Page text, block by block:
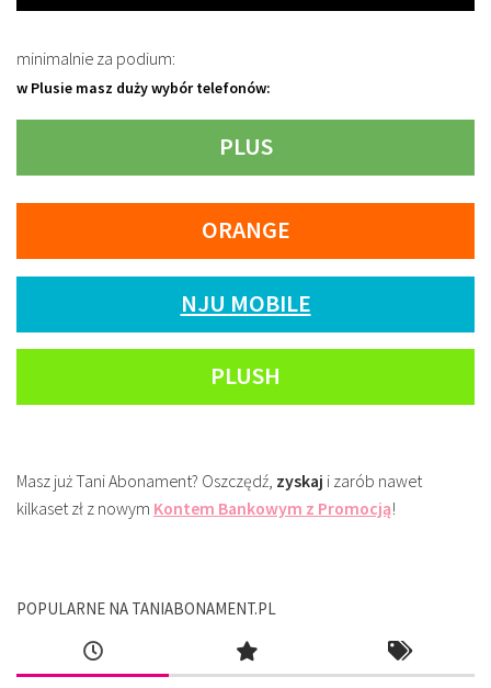
minimalnie za podium:
w Plusie masz duży wybór telefonów:
PLUS
ORANGE
NJU MOBILE
PLUSH
Masz już Tani Abonament? Oszczędź, zyskaj i zarób nawet
kilkaset zł z nowym Kontem Bankowym z Promocją!
POPULARNE NA TANIABONAMENT.PL